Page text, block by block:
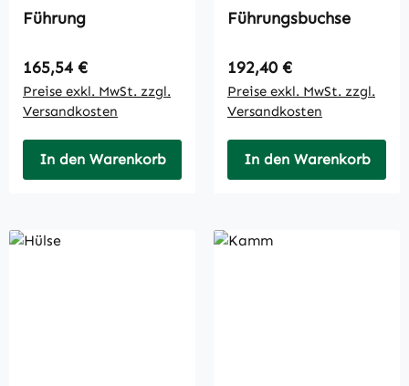
Führung
Regulärer Preis:
165,54 €
Preise exkl. MwSt. zzgl.
Versandkosten
In den Warenkorb
Führungsbuchse
Regulärer Preis:
192,40 €
Preise exkl. MwSt. zzgl.
Versandkosten
In den Warenkorb